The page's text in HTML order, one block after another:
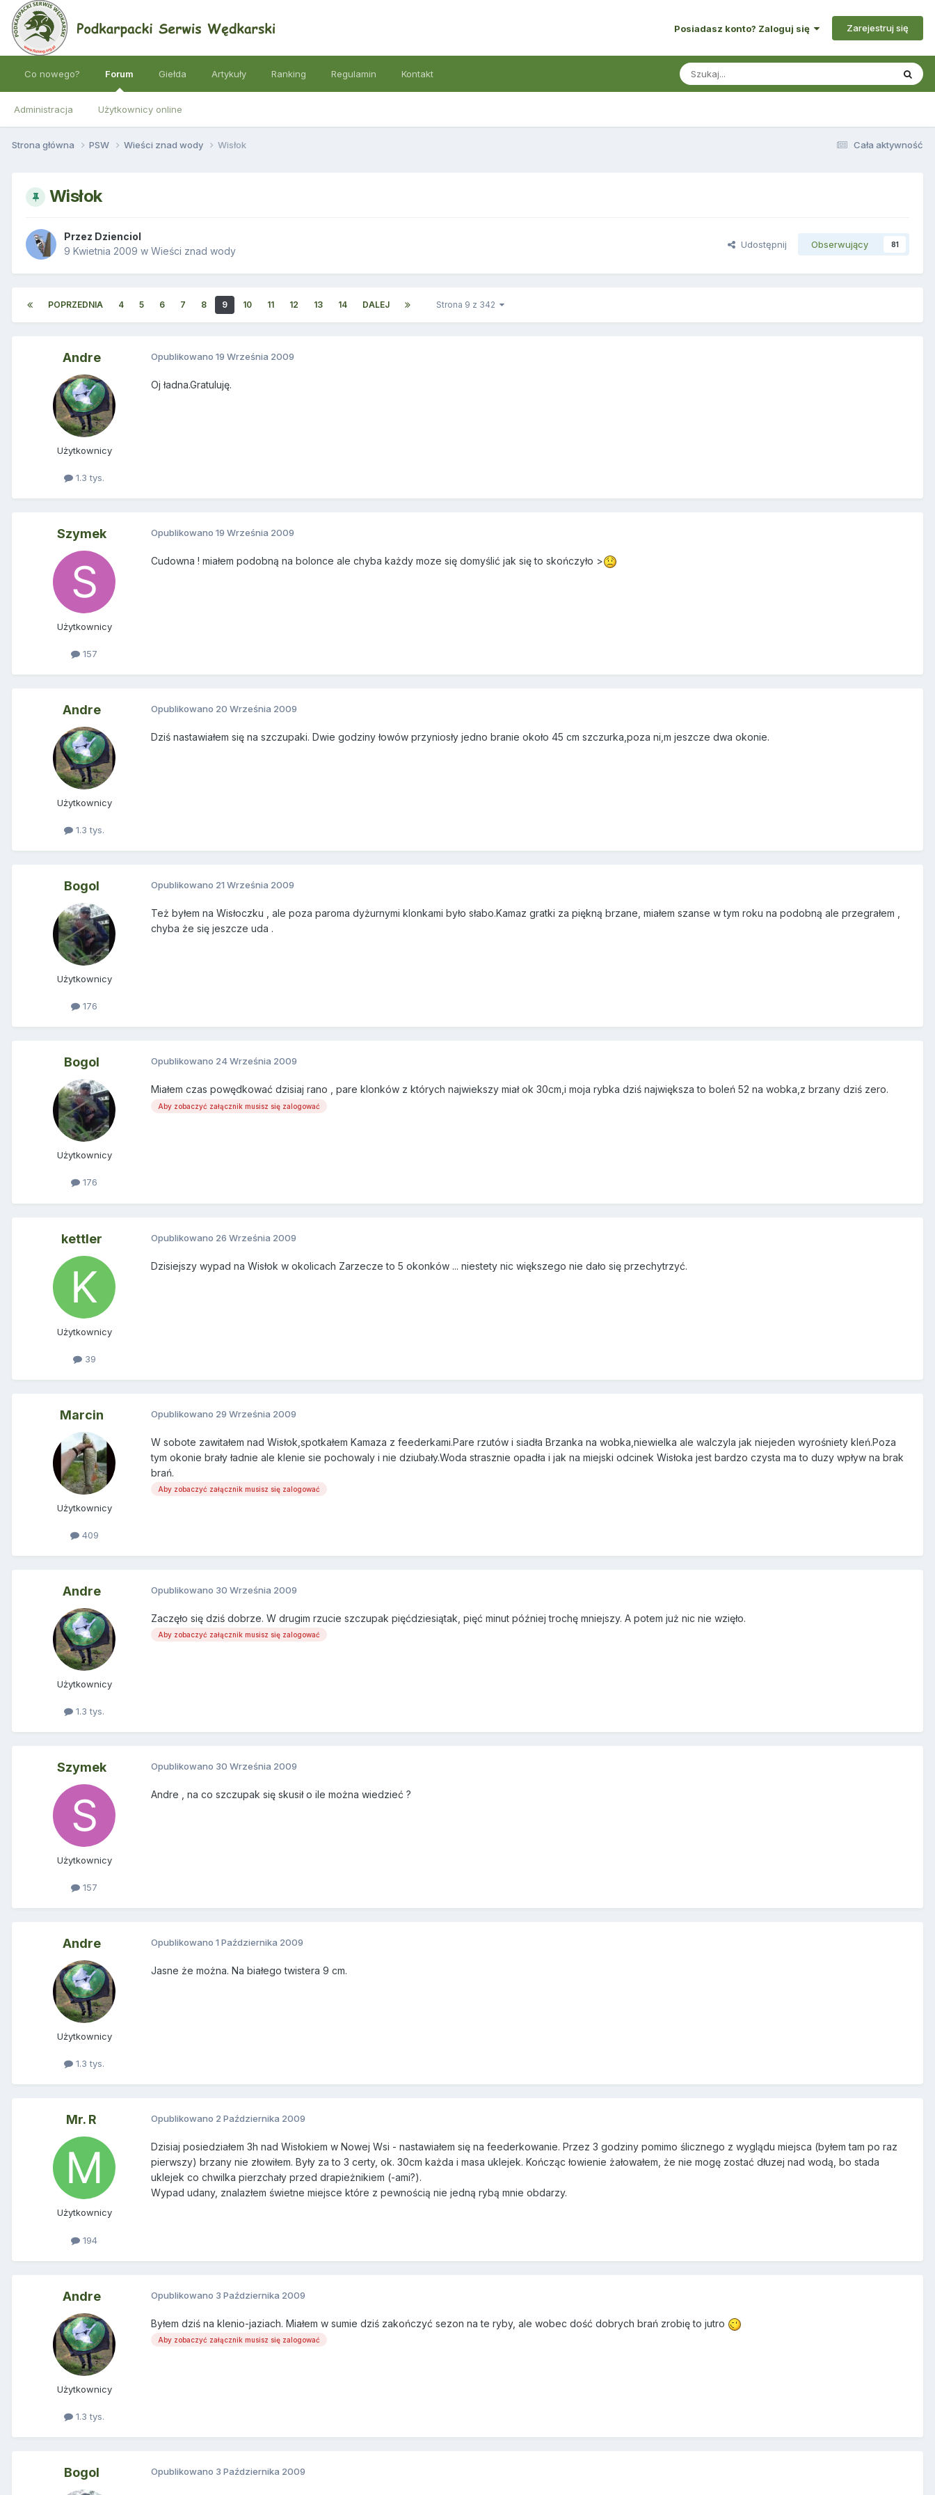
Posiadasz konto? Zaloguj się Zarejestruj się
Co nowego? Forum
Administracja Użytkownicy online
Giełda Artykuły Ranking Regulamin Kontakt
Cała aktywność
Strona główna PSW Wieści znad wody Wisłok
Wisłok
Przez Dzienciol
9 Kwietnia 2009 w Wieści znad wody
Udostępnij Obserwujący 81
POPRZEDNIA 4 5 6 7 8 9 10 11 12 13 14 DALEJ Strona 9 z 342
Andre
Użytkownicy
1.3 tys.
Opublikowano 19 Września 2009
Oj ładna.Gratuluję.
Szymek
Użytkownicy
157
Opublikowano 19 Września 2009
Cudowna ! miałem podobną na bolonce ale chyba każdy moze się domyślić jak się to skończyło >
Andre
Użytkownicy
1.3 tys.
Opublikowano 20 Września 2009
Dziś nastawiałem się na szczupaki. Dwie godziny łowów przyniosły jedno branie około 45 cm szczurka,poza ni,m jeszcze dwa okonie.
Bogol
Użytkownicy
176
Opublikowano 21 Września 2009
Też byłem na Wisłoczku , ale poza paroma dyżurnymi klonkami było słabo.Kamaz gratki za piękną brzane, miałem szanse w tym roku na podobną ale przegrałem ,
chyba że się jeszcze uda .
Bogol
Użytkownicy
176
Opublikowano 24 Września 2009
Miałem czas powędkować dzisiaj rano , pare klonków z których najwiekszy miał ok 30cm,i moja rybka dziś największa to boleń 52 na wobka,z brzany dziś zero.
Aby zobaczyć załącznik musisz się zalogować
kettler
Użytkownicy
39
Opublikowano 26 Września 2009
Dzisiejszy wypad na Wisłok w okolicach Zarzecze to 5 okonków ... niestety nic większego nie dało się przechytrzyć.
Marcin
Użytkownicy
409
Opublikowano 29 Września 2009
W sobote zawitałem nad Wisłok,spotkałem Kamaza z feederkami.Pare rzutów i siadła Brzanka na wobka,niewielka ale walczyla jak niejeden wyrośniety kleń.Poza
tym okonie brały ładnie ale klenie sie pochowaly i nie dziubały.Woda strasznie opadła i jak na miejski odcinek Wisłoka jest bardzo czysta ma to duzy wpływ na brak
brań.
Aby zobaczyć załącznik musisz się zalogować
Andre
Użytkownicy
1.3 tys.
Opublikowano 30 Września 2009
Zaczęło się dziś dobrze. W drugim rzucie szczupak pięćdziesiątak, pięć minut później trochę mniejszy. A potem już nic nie wzięło.
Aby zobaczyć załącznik musisz się zalogować
Szymek
Użytkownicy
157
Opublikowano 30 Września 2009
Andre , na co szczupak się skusił o ile można wiedzieć ?
Andre
Użytkownicy
1.3 tys.
Opublikowano 1 Października 2009
Jasne że można. Na białego twistera 9 cm.
Mr. R
Użytkownicy
194
Opublikowano 2 Października 2009
Dzisiaj posiedziałem 3h nad Wisłokiem w Nowej Wsi - nastawiałem się na feederkowanie. Przez 3 godziny pomimo ślicznego z wyglądu miejsca (byłem tam po raz
pierwszy) brzany nie złowiłem. Były za to 3 certy, ok. 30cm każda i masa uklejek. Kończąc łowienie żałowałem, że nie mogę zostać dłuzej nad wodą, bo stada
uklejek co chwilka pierzchały przed drapieżnikiem (-ami?).
Wypad udany, znalazłem świetne miejsce które z pewnością nie jedną rybą mnie obdarzy.
Andre
Użytkownicy
1.3 tys.
Opublikowano 3 Października 2009
Byłem dziś na klenio-jaziach. Miałem w sumie dziś zakończyć sezon na te ryby, ale wobec dość dobrych brań zrobię to jutro
Aby zobaczyć załącznik musisz się zalogować
Bogol Opublikowano 3 Października 2009